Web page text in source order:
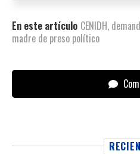
En este artículo CENIDH,
madre de preso político